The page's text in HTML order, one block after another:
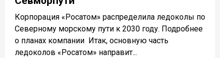
Корпорация «Росатом» распределила ледоколы по
Северному морскому пути к 2030 году. Подробнее
о планах компании Итак, основную часть
ледоколов «Росатом» направит...